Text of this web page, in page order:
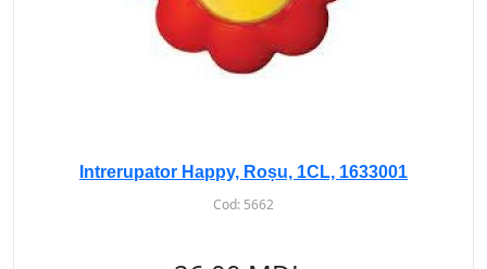
Intrerupator Happy, Roșu, 1CL, 1633001
Cod: 5662